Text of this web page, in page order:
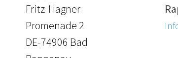
Fritz-Hagner-
Promenade 2
DE-74906 Bad